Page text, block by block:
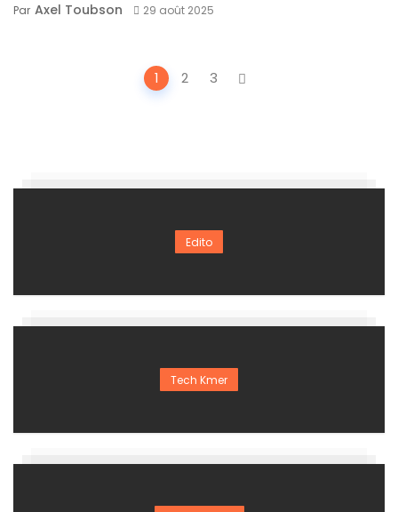
Par Axel Toubson 29 août 2025
1 2 3
Edito
Tech Kmer